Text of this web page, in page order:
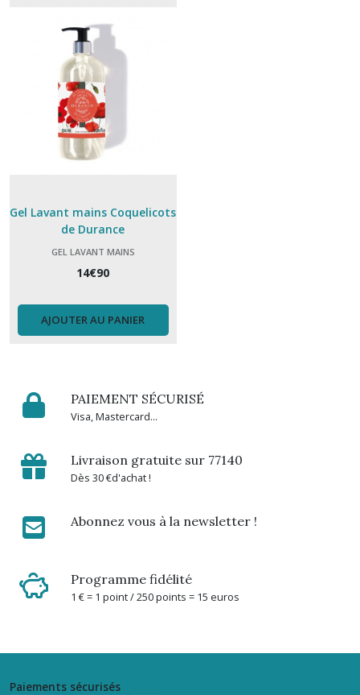
Gel Lavant mains Coquelicots
de Durance
GEL LAVANT MAINS
14€90
AJOUTER AU PANIER
PAIEMENT SÉCURISÉ
Visa, Mastercard...
Livraison gratuite sur 77140
Dès 30 €d'achat !
Abonnez vous à la newsletter !
Programme fidélité
1 € = 1 point / 250 points = 15 euros
douche
lavant
sèche
(1)
(8)
(8)
parfumée
(5)
Savon
liquide
Paiements sécurisés